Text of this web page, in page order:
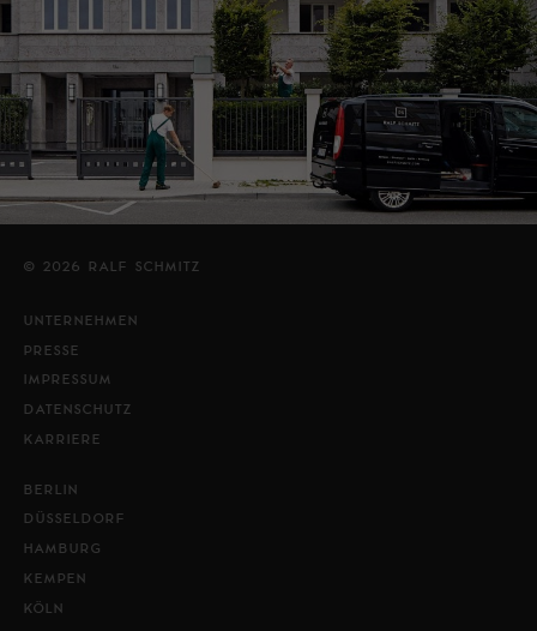
© 2026 RALF SCHMITZ
UNTERNEHMEN
PRESSE
IMPRESSUM
DATENSCHUTZ
KARRIERE
BERLIN
DÜSSELDORF
HAMBURG
KEMPEN
KÖLN